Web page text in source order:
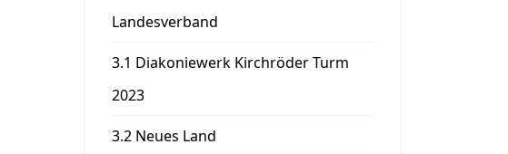
Landesverband
3.1 Diakoniewerk Kirchröder Turm
2023
3.2 Neues Land